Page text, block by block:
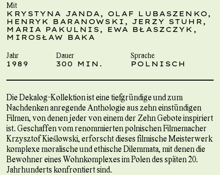
Mit
KRYSTYNA JANDA, OLAF LUBASZENKO,
HENRYK BARANOWSKI, JERZY STUHR,
MARIA PAKULNIS, EWA BŁASZCZYK,
MIROSŁAW BAKA
Jahr
1989
Dauer
300 MIN.
Sprache
POLNISCH
Die Dekalog-Kollektion ist eine tiefgründige und zum
Nachdenken anregende Anthologie aus zehn einstündigen
Filmen, von denen jeder von einem der Zehn Gebote inspiriert
ist. Geschaffen vom renommierten polnischen Filmemacher
Krzysztof Kieślowski, erforscht dieses filmische Meisterwerk
komplexe moralische und ethische Dilemmata, mit denen die
Bewohner eines Wohnkomplexes im Polen des späten 20.
Jahrhunderts konfrontiert sind.